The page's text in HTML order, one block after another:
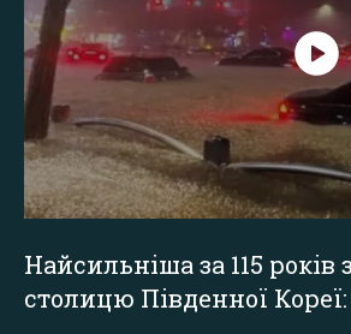
Найсильніша за 115
столицю Південної